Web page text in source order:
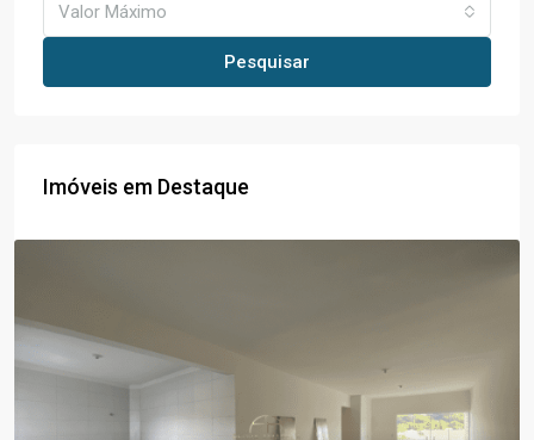
Valor Máximo
Pesquisar
Imóveis em Destaque